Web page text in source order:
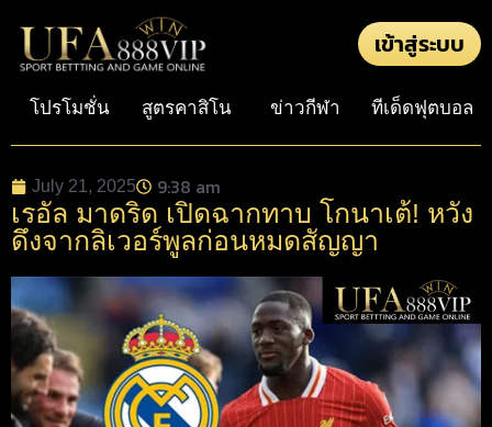
เข้าสู่ระบบ
โปรโมชั่น สูตรคาสิโน ข่าวกีฬา ทีเด็ดฟุตบอล
July 21, 2025 9:38 am
เรอัล มาดริด เปิดฉากทาบ โกนาเต้! หวัง
ดึงจากลิเวอร์พูลก่อนหมดสัญญา